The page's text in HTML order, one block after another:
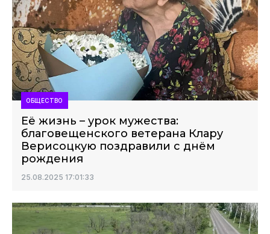
ОБЩЕСТВО
Её жизнь – урок мужества:
благовещенского ветерана Клару
Верисоцкую поздравили с днём
рождения
25.08.2025 17:01:33